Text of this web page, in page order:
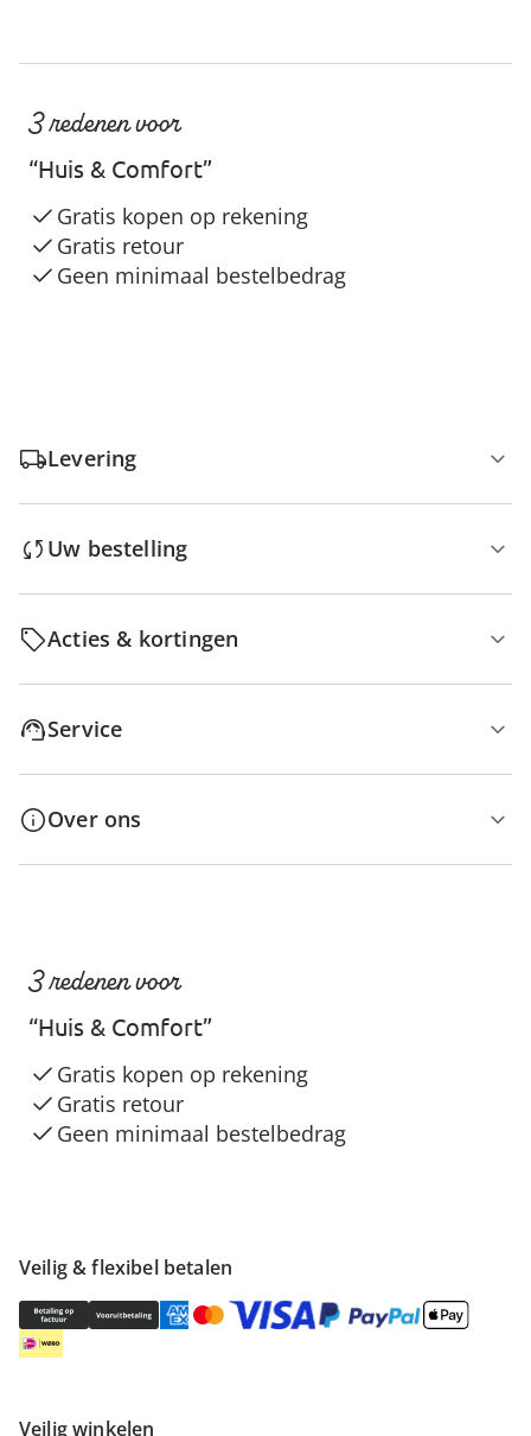
3 redenen voor
“Huis & Comfort”
Gratis kopen op rekening
Gratis retour
Geen minimaal bestelbedrag
Levering
Uw bestelling
Acties & kortingen
Service
Over ons
Veilig & flexibel betalen
Veilig winkelen
3 redenen voor
“Huis & Comfort”
Gratis kopen op rekening
Gratis retour
Geen minimaal bestelbedrag